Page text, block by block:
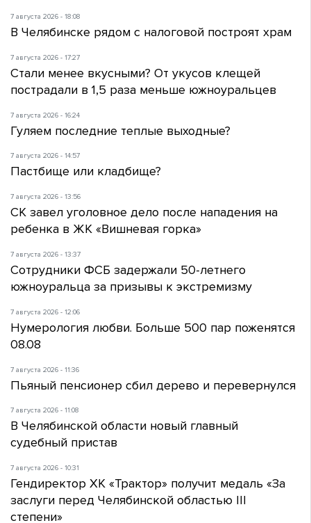
7 августа 2026 - 18:08
В Челябинске рядом с налоговой построят храм
7 августа 2026 - 17:27
Стали менее вкусными? От укусов клещей
пострадали в 1,5 раза меньше южноуральцев
7 августа 2026 - 16:24
Гуляем последние теплые выходные?
7 августа 2026 - 14:57
Пастбище или кладбище?
7 августа 2026 - 13:56
СК завел уголовное дело после нападения на
ребенка в ЖК «Вишневая горка»
7 августа 2026 - 13:37
Сотрудники ФСБ задержали 50-летнего
южноуральца за призывы к экстремизму
7 августа 2026 - 12:06
Нумерология любви. Больше 500 пар поженятся
08.08
7 августа 2026 - 11:36
Пьяный пенсионер сбил дерево и перевернулся
7 августа 2026 - 11:08
В Челябинской области новый главный
судебный пристав
7 августа 2026 - 10:31
Гендиректор ХК «Трактор» получит медаль «За
заслуги перед Челябинской областью III
степени»